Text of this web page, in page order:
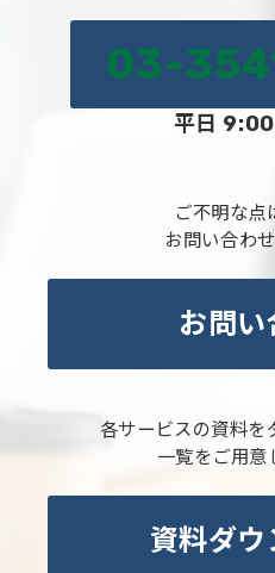
03-
平日
ご不明な点
お問い合わ
お問い
各サービスの資料を
一覧をご用意
資料ダウ